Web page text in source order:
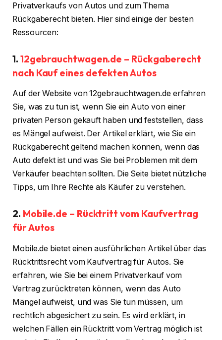
Privatverkaufs von Autos und zum Thema
Rückgaberecht bieten. Hier sind einige der besten
Ressourcen:
1. 12gebrauchtwagen.de – Rückgaberecht
nach Kauf eines defekten Autos
Auf der Website von 12gebrauchtwagen.de erfahren
Sie, was zu tun ist, wenn Sie ein Auto von einer
privaten Person gekauft haben und feststellen, dass
es Mängel aufweist. Der Artikel erklärt, wie Sie ein
Rückgaberecht geltend machen können, wenn das
Auto defekt ist und was Sie bei Problemen mit dem
Verkäufer beachten sollten. Die Seite bietet nützliche
Tipps, um Ihre Rechte als Käufer zu verstehen.
2. Mobile.de – Rücktritt vom Kaufvertrag
für Autos
Mobile.de bietet einen ausführlichen Artikel über das
Rücktrittsrecht vom Kaufvertrag für Autos. Sie
erfahren, wie Sie bei einem Privatverkauf vom
Vertrag zurücktreten können, wenn das Auto
Mängel aufweist, und was Sie tun müssen, um
rechtlich abgesichert zu sein. Es wird erklärt, in
welchen Fällen ein Rücktritt vom Vertrag möglich ist